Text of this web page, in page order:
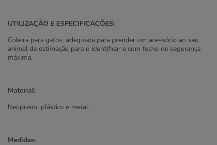
UTILIZAÇÃO E ESPECIFICAÇÕES:
Coleira para gatos, adequada para prender um acessório ao seu
animal de estimação para o identificar e com fecho de segurança
máxima.
Material:
Neopreno, plástico e metal.
Medidas: